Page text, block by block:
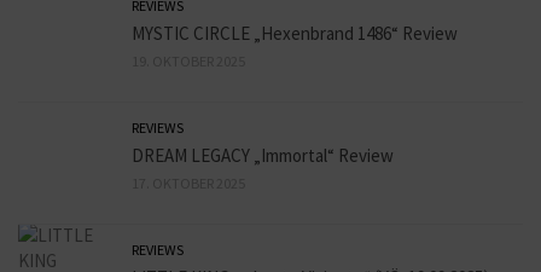
REVIEWS
MYSTIC CIRCLE „Hexenbrand 1486“ Review
REVIEWS
DREAM LEGACY „Immortal“ Review
REVIEWS